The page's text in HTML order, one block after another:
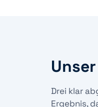
Drei klar
Ergebnis,